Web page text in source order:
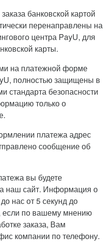
банковской картой
перенаправлены на
центра PayU, для
карты.
на платежной форме
полностью защищены в
стандарта безопасности
только о
платежа адрес
сообщение об
вы будете
наш сайт. Информация о
нас от 5 секунд до
если по вашему мнению
заказа, Вам
компании по телефону.